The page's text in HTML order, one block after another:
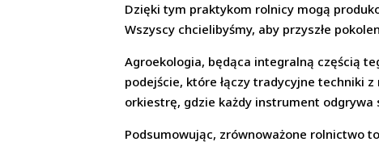
Dzięki tym praktykom rolnicy mogą
Wszyscy chcielibyśmy, aby przyszłe
Agroekologia, będąca integralną częścią
podejście, które łączy tradycyjne techniki
orkiestrę, gdzie każdy instrument
Podsumowując, zrównoważone rolnictwo